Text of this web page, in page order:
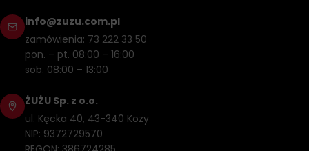
info@zuzu.com.pl
zamówienia: 73 222 33 50
pon. – pt. 08:00 – 16:00
sob. 08:00 – 13:00
ŻUŻU Sp. z o.o.
ul. Kęcka 40, 43-340 Kozy
NIP: 9372729570